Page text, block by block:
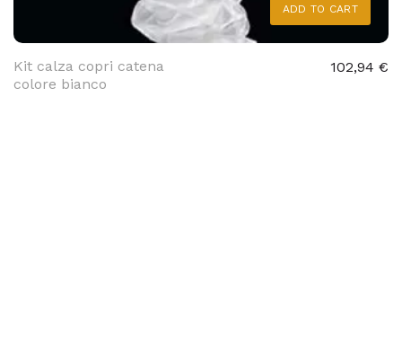
ADD TO CART
Kit calza copri catena
colore bianco
102,94 €